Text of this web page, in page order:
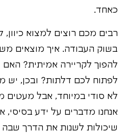
כאחד.
רבים מכם רוצים למצוא כיוון,
בשוק העבודה. איך מוצאים
להפוך לקריירה אמיתית? האם
לפתוח לכם דלתות? ובכן, יש
לא סודי במיוחד, אבל מעטים
אנחנו מדברים על ידע בסיסי,
שיכולות לשנות את הדרך